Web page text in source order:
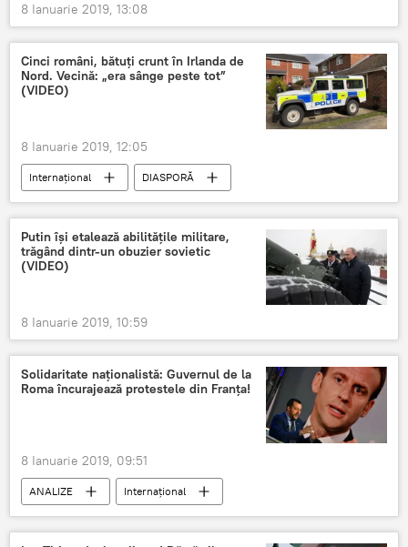
8 Ianuarie 2019, 13:08
Cinci români, bătuți crunt în Irlanda de
Nord. Vecină: „era sânge peste tot”
(VIDEO)
8 Ianuarie 2019, 12:05
Internaţional
DIASPORĂ
Români în Londra & Brexit
FLASH
Putin își etalează abilitățile militare,
trăgând dintr-un obuzier sovietic
(VIDEO)
8 Ianuarie 2019, 10:59
Solidaritate naționalistă: Guvernul de la
Roma încurajează protestele din Franța!
8 Ianuarie 2019, 09:51
ANALIZE
Internaţional
Protestele "Vestelor Galbene"